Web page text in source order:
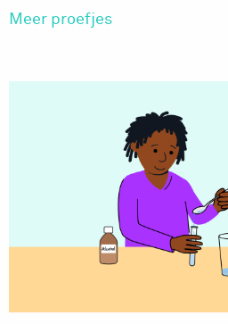
Meer proefjes